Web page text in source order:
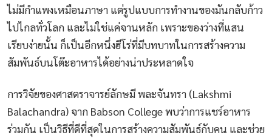
ไม่มีกำแพงเหมือนภาษา แต่รูปแบบการทำงานของมันกลับก้าว
ไปไกลทั่วโลก และไม่ใช่แค่จานหลัก เพราะของว่างที่แสน
เรียบง่ายนั้น ก็เป็นอีกหนึ่งฮีโร่ที่มีบทบาทในการสร้างความ
สัมพันธ์บนโต๊ะอาหารได้อย่างน่าประหลาดใจ
การวิจัยของศาสตราจารย์ลักษมี พละจันทรา (Lakshmi
Balachandra) จาก Babson College พบว่าการแชร์อาหาร
ร่วมกัน เป็นวิธีที่ดีที่สุดในการสร้างความสัมพันธ์กับคน และช่วย